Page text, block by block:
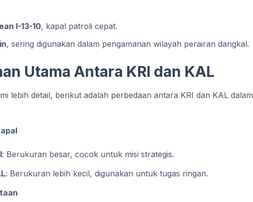
I-13-10, kapal patroli cepat.
, sering digunakan dalam pengamanan wilayah perairan dangkal.
Utama Antara KRI dan KAL
lebih detail, berikut adalah perbedaan antara KRI dan KAL dalam
: Berukuran besar, cocok untuk misi strategis.
: Berukuran lebih kecil, digunakan untuk tugas ringan.